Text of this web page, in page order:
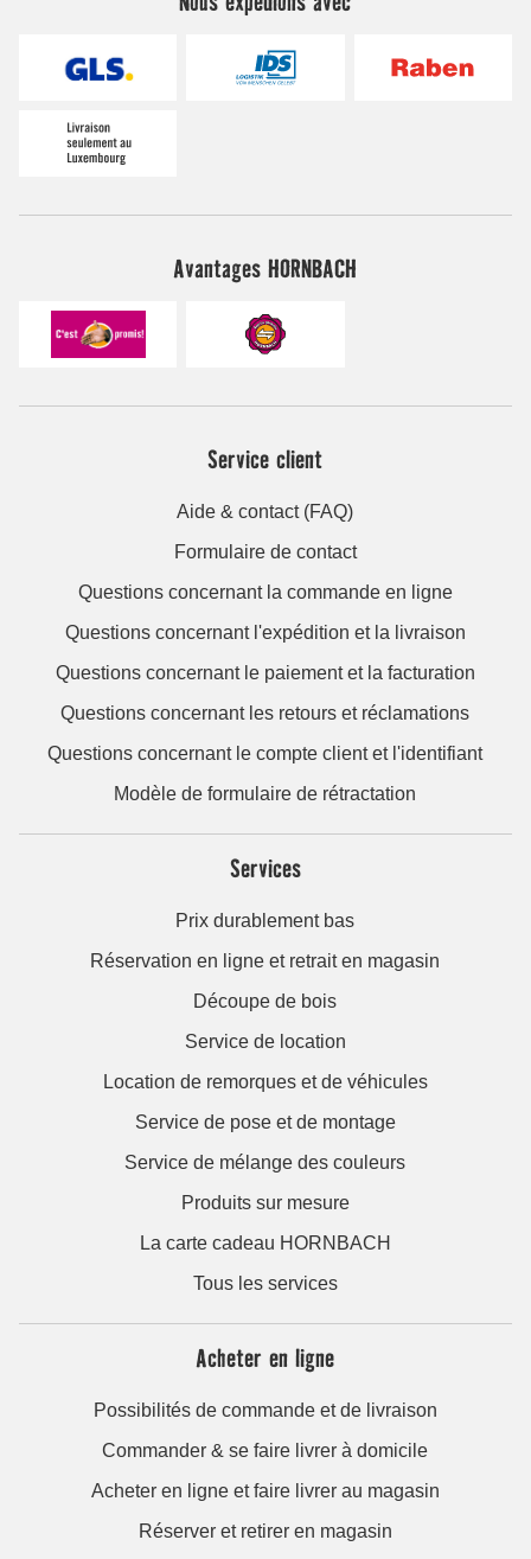
Avantages HORNBACH
Service client
Aide & contact (FAQ)
Formulaire de contact
Questions concernant la commande en ligne
Questions concernant l'expédition et la livraison
Questions concernant le paiement et la facturation
Questions concernant les retours et réclamations
Questions concernant le compte client et l'identifiant
Modèle de formulaire de rétractation
Services
Prix durablement bas
Réservation en ligne et retrait en magasin
Découpe de bois
Service de location
Location de remorques et de véhicules
Service de pose et de montage
Service de mélange des couleurs
Produits sur mesure
La carte cadeau HORNBACH
Tous les services
Acheter en ligne
Possibilités de commande et de livraison
Commander & se faire livrer à domicile
Acheter en ligne et faire livrer au magasin
Réserver et retirer en magasin